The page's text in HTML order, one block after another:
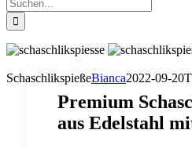
nach:
SchaschlikspießeBianca2022-09-
Premium
aus Edelstahl